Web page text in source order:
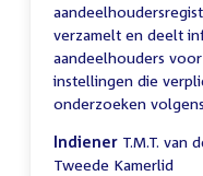
verzamelt en deelt
aandeelhouders
instellingen die
onderzoeken
Indiener T.M.T. van
Tweede Kamerlid